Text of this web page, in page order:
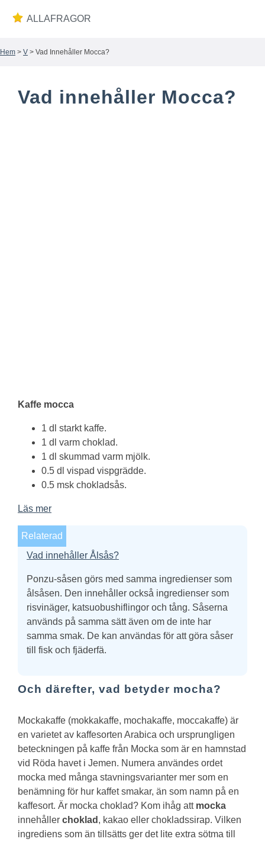
ALLAFRAGOR
Wiki
Hem > V > Vad Innehåller Mocca?
Vad innehåller Mocca?
Kaffe mocca
1 dl starkt kaffe.
1 dl varm choklad.
1 dl skummad varm mjölk.
0.5 dl vispad vispgrädde.
0.5 msk chokladsås.
Läs mer
Relaterad
Vad innehåller Ålsås?
Ponzu-såsen görs med samma ingredienser som
ålsåsen. Den innehåller också ingredienser som
risvinäger, katsuobushiflingor och tång. Såserna
används på samma sätt även om de inte har
samma smak. De kan användas för att göra såser
till fisk och fjäderfä.
Och därefter, vad betyder mocha?
Mockakaffe (mokkakaffe, mochakaffe, moccakaffe) är
en varietet av kaffesorten Arabica och ursprungligen
beteckningen på kaffe från Mocka som är en hamnstad
vid Röda havet i Jemen. Numera användes ordet
mocka med många stavningsvarianter mer som en
benämning för hur kaffet smakar, än som namn på en
kaffesort. Är mocka choklad? Kom ihåg att mocka
innehåller choklad , kakao eller chokladssirap. Vilken
ingrediens som än tillsätts ger det lite extra sötma till